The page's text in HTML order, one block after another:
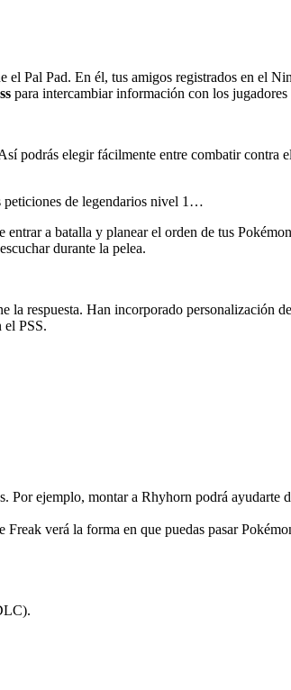
el Pal Pad. En él, tus amigos registrados en el
para intercambiar información con los
podrás elegir fácilmente entre combatir
peticiones de legendarios nivel 1…
a batalla y planear el orden de tus
durante la pelea.
respuesta. Han incorporado personalización
el PSS.
Por ejemplo, montar a Rhyhorn podrá ayudarte
verá la forma en que puedas pasar